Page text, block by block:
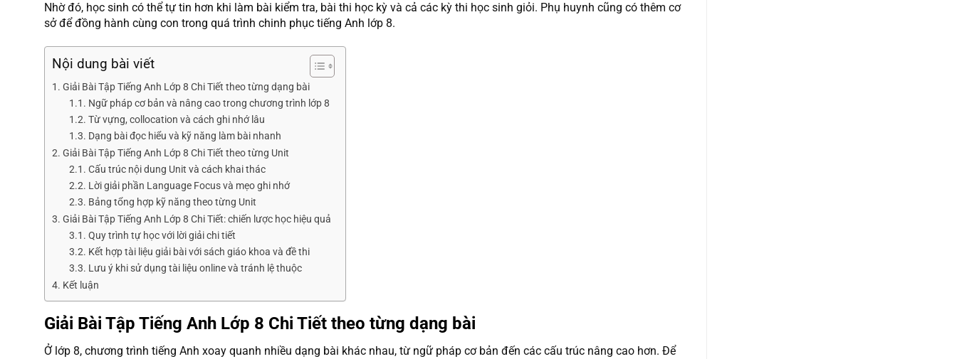
Nhờ đó, học sinh có thể tự tin hơn khi làm bài kiểm tra, bài thi học kỳ và cả các kỳ thi học sinh giỏi. Phụ huynh cũng có thêm cơ
sở để đồng hành cùng con trong quá trình chinh phục tiếng Anh lớp 8.
Nội dung bài viết
Giải Bài Tập Tiếng Anh Lớp 8 Chi Tiết theo từng dạng bài
Ngữ pháp cơ bản và nâng cao trong chương trình lớp 8
Từ vựng, collocation và cách ghi nhớ lâu
Dạng bài đọc hiểu và kỹ năng làm bài nhanh
Giải Bài Tập Tiếng Anh Lớp 8 Chi Tiết theo từng Unit
Cấu trúc nội dung Unit và cách khai thác
Lời giải phần Language Focus và mẹo ghi nhớ
Bảng tổng hợp kỹ năng theo từng Unit
Giải Bài Tập Tiếng Anh Lớp 8 Chi Tiết: chiến lược học hiệu quả
Quy trình tự học với lời giải chi tiết
Kết hợp tài liệu giải bài với sách giáo khoa và đề thi
Lưu ý khi sử dụng tài liệu online và tránh lệ thuộc
Kết luận
Giải Bài Tập Tiếng Anh Lớp 8 Chi Tiết theo từng dạng bài
Ở lớp 8, chương trình tiếng Anh xoay quanh nhiều dạng bài khác nhau, từ ngữ pháp cơ bản đến các cấu trúc nâng cao hơn. Để